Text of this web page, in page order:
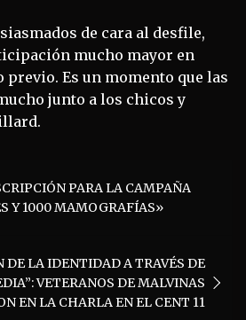
de cara al desfile,
mucho mayor en
previo. Es un momento que las
junto a los chicos y
PARA LA CAMPAÑA
Y 1000 MAMOGRAFÍAS»
DE LA IDENTIDAD A TRAVÉS DE
VETERANOS DE MALVINAS
EN LA CHARLA EN EL CENT 11